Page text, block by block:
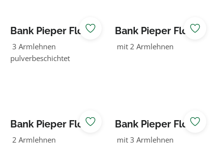
Bank Pieper Flow
Douglasie grün
3 Armlehnen
pulverbeschichtet
Bank Pieper Flow
Douglasie natur
mit 2 Armlehnen
Bank Pieper Flow
Douglasie natur
2 Armlehnen
Bank Pieper Flow
Douglasie natur
mit 3 Armlehnen